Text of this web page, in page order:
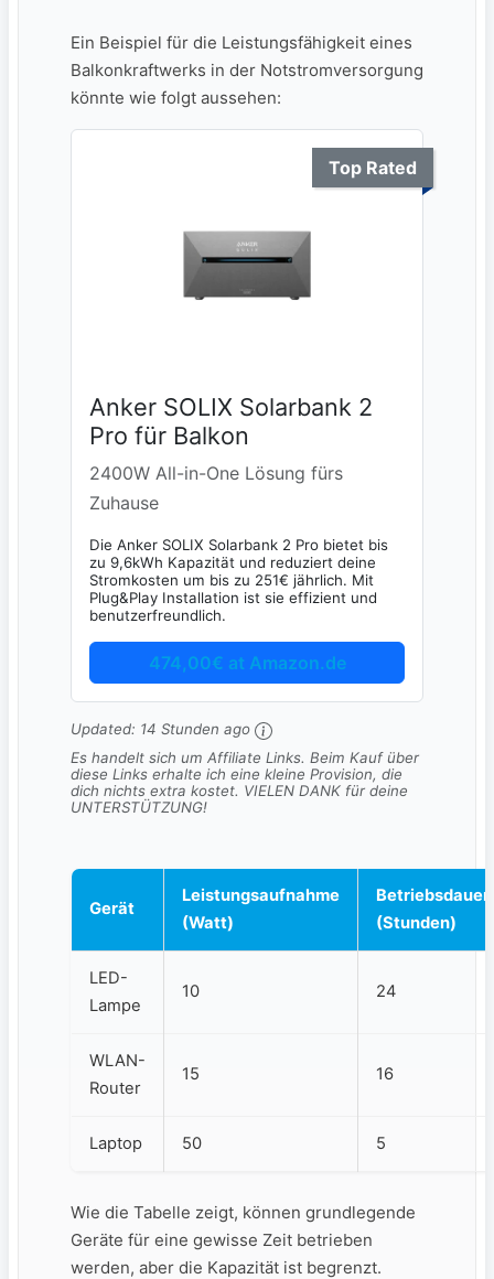
Ein Beispiel für die Leistungsfähigkeit ‍eines
Balkonkraftwerks in der Notstromversorgung⁣
könnte wie folgt aussehen:
Top Rated
Anker SOLIX Solarbank 2
Pro für Balkon
2400W All-in-One Lösung fürs
Zuhause
Die Anker SOLIX Solarbank 2 Pro bietet bis
zu 9,6kWh Kapazität und reduziert deine
Stromkosten um bis zu 251€ jährlich. Mit
Plug&Play Installation ist sie effizient und
benutzerfreundlich.
474,00€ at Amazon.de
Updated: 14 Stunden ago
Es handelt sich um Affiliate Links. Beim Kauf über
diese Links erhalte ich eine kleine Provision, die
dich nichts extra kostet. VIELEN DANK für deine
UNTERSTÜTZUNG!
Gerät
Leistungsaufnahme
(Watt)
Betriebsdauer
(Stunden)
LED-
Lampe
10 24
WLAN-
Router
15 16
Laptop 50 5
Wie die‌ Tabelle ‍zeigt, können ‌grundlegende
Geräte für eine ⁣gewisse⁢ Zeit betrieben
werden, aber die Kapazität ist begrenzt.